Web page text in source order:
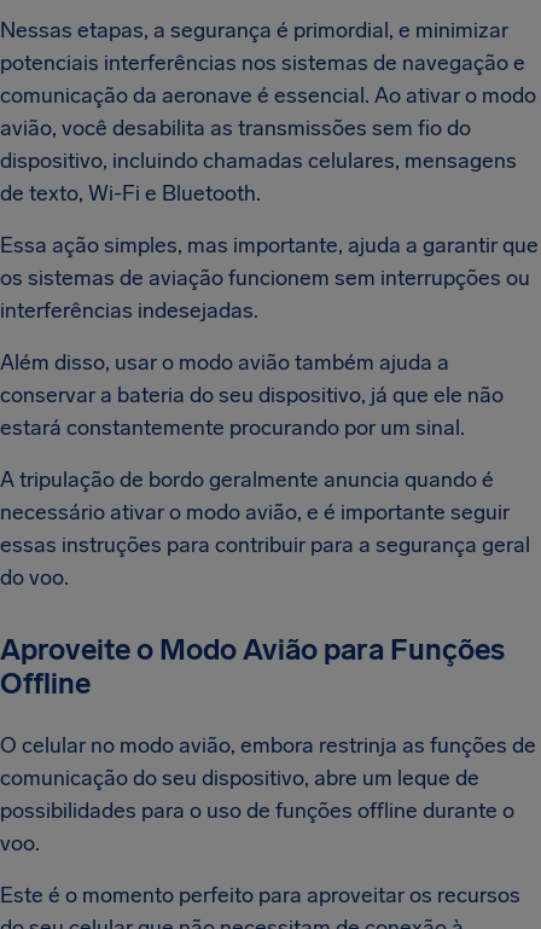
Nessas etapas, a segurança é primordial, e minimizar
potenciais interferências nos sistemas de navegação e
comunicação da aeronave é essencial. Ao ativar o modo
avião, você desabilita as transmissões sem fio do
dispositivo, incluindo chamadas celulares, mensagens
de texto, Wi-Fi e Bluetooth.
Essa ação simples, mas importante, ajuda a garantir que
os sistemas de aviação funcionem sem interrupções ou
interferências indesejadas.
Além disso, usar o modo avião também ajuda a
conservar a bateria do seu dispositivo, já que ele não
estará constantemente procurando por um sinal.
A tripulação de bordo geralmente anuncia quando é
necessário ativar o modo avião, e é importante seguir
essas instruções para contribuir para a segurança geral
do voo.
Aproveite o Modo Avião para Funções
Offline
O celular no modo avião, embora restrinja as funções de
comunicação do seu dispositivo, abre um leque de
possibilidades para o uso de funções offline durante o
voo.
Este é o momento perfeito para aproveitar os recursos